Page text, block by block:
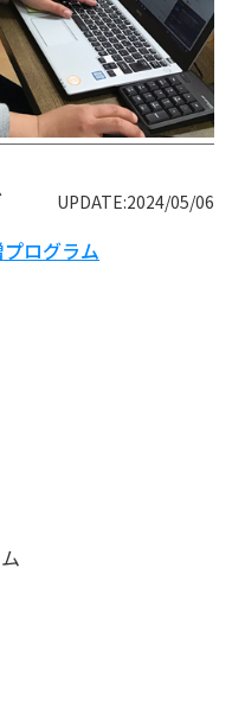
UPDATE:2024/05/06
ログラム